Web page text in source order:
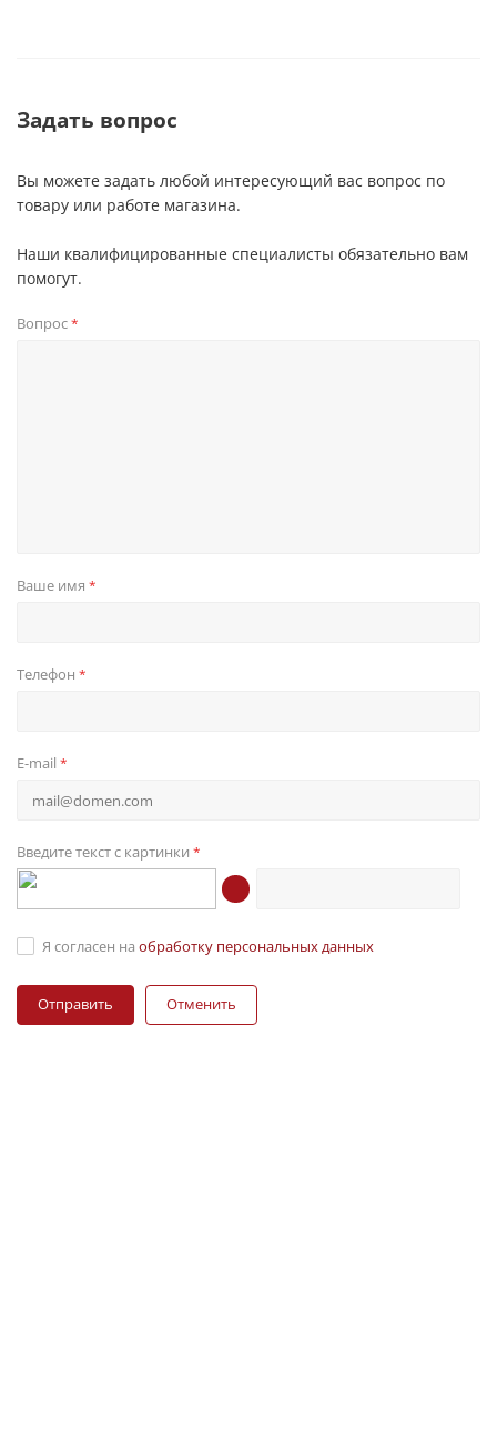
Задать вопрос
Вы можете задать любой интересующий вас вопрос по
товару или работе магазина.
Наши квалифицированные специалисты обязательно вам
помогут.
Вопрос*
Ваше имя *
Телефон *
E-mail *
Введите текст с картинки *
Я согласен на обработку персональных данных
Отменить